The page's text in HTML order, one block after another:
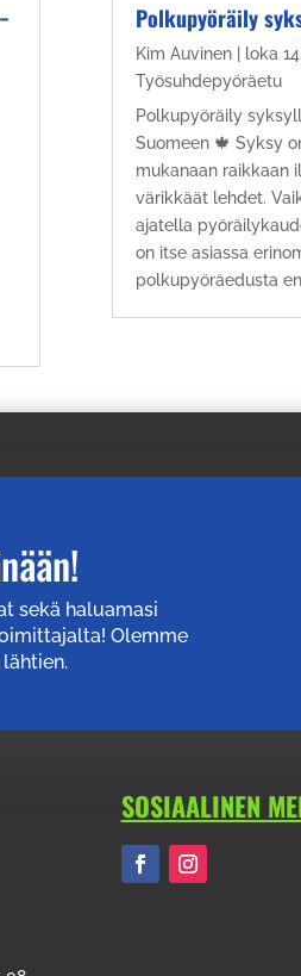
Polkupyöräily
Kim Auvinen| loka
Työsuhdepyöräetu
Polkupyöräily
Suomeen 🍁 Syksy
mukanaan raikkaan
värikkäät lehdet.
ajatella
on itse asiassa
polkupyöräedusta
sekä haluamasi
Olemme
SOSIAALINEN